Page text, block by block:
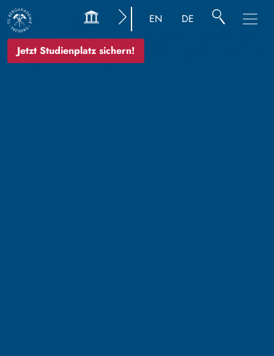
Jetzt Studienplatz sichern!
EN DE